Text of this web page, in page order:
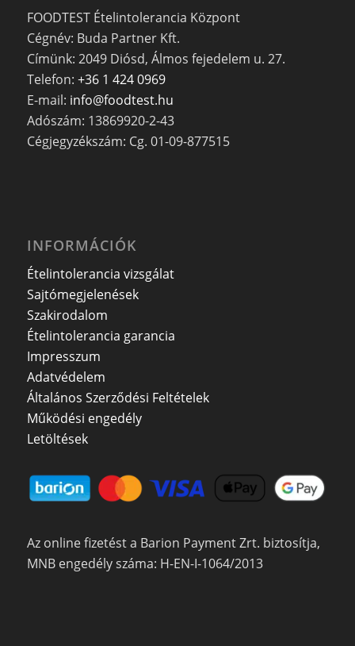
FOODTEST Ételintolerancia Központ
Cégnév: Buda Partner Kft.
Címünk: 2049 Diósd, Álmos fejedelem u. 27.
Telefon: +36 1 424 0969
E-mail: info@foodtest.hu
Adószám: 13869920-2-43
Cégjegyzékszám: Cg. 01-09-877515
INFORMÁCIÓK
Ételintolerancia vizsgálat
Sajtómegjelenések
Szakirodalom
Ételintolerancia garancia
Impresszum
Adatvédelem
Általános Szerződési Feltételek
Működési engedély
Letöltések
Az online fizetést a Barion Payment Zrt. biztosítja,
MNB engedély száma: H-EN-I-1064/2013